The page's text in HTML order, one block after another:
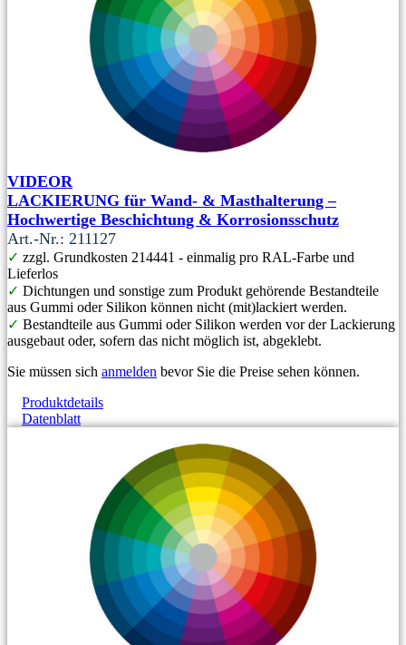
VIDEOR
LACKIERUNG für Wand- & Masthalterung –
Hochwertige Beschichtung & Korrosionsschutz
Art.-Nr.: 211127
✓ zzgl. Grundkosten 214441 - einmalig pro RAL-Farbe und
Lieferlos
✓ Dichtungen und sonstige zum Produkt gehörende Bestandteile
aus Gummi oder Silikon können nicht (mit)lackiert werden.
✓ Bestandteile aus Gummi oder Silikon werden vor der Lackierung
ausgebaut oder, sofern das nicht möglich ist, abgeklebt.
Sie müssen sich anmelden bevor Sie die Preise sehen können.
Produktdetails
Datenblatt